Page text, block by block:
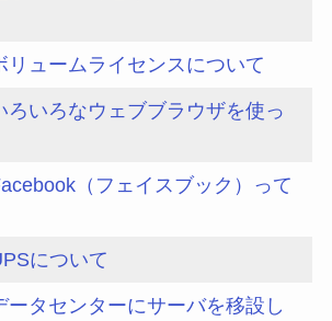
リュームライセンスについて
ろいろなウェブブラウザを使っ
（フェイスブック）って
について
ータセンターにサーバを移設し